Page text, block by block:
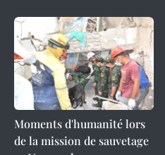
Moments d'humanité lors
de la mission de sauvetage